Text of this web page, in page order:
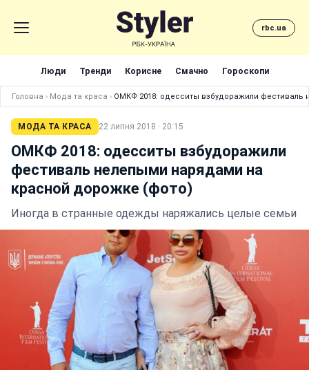
rbc.ua
Люди Тренди Корисне Смачно Гороскопи
Головна › Мода та краса › ОМКФ 2018: одесситы взбудоражили
МОДА ТА КРАСА 22 липня 2018 · 20:15
ОМКФ 2018: одесситы взбудоражили
фестиваль нелепыми нарядами на
красной дорожке (фото)
Иногда в странные одежды наряжались целые семьи